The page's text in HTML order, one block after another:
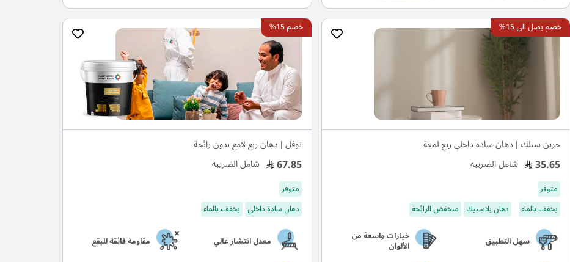
خصم يصل الى 15%
جرين سيلك | دهان سادة داخلي ربع لمعة
35.65 شامل الضريبة
متوفر
يخفف بالماء
دهان بلاستيك منخفض الرائحة
سهل التطبيق خيارات واسعة من
الألوان
خصم 15%
نوفل | دهان ربع لامع بدون رائحة
67.85 شامل الضريبة
متوفر
دهان سادة داخلي يخفف بالماء
معدل انتشار عالي
مقاومة فائقة للبقع